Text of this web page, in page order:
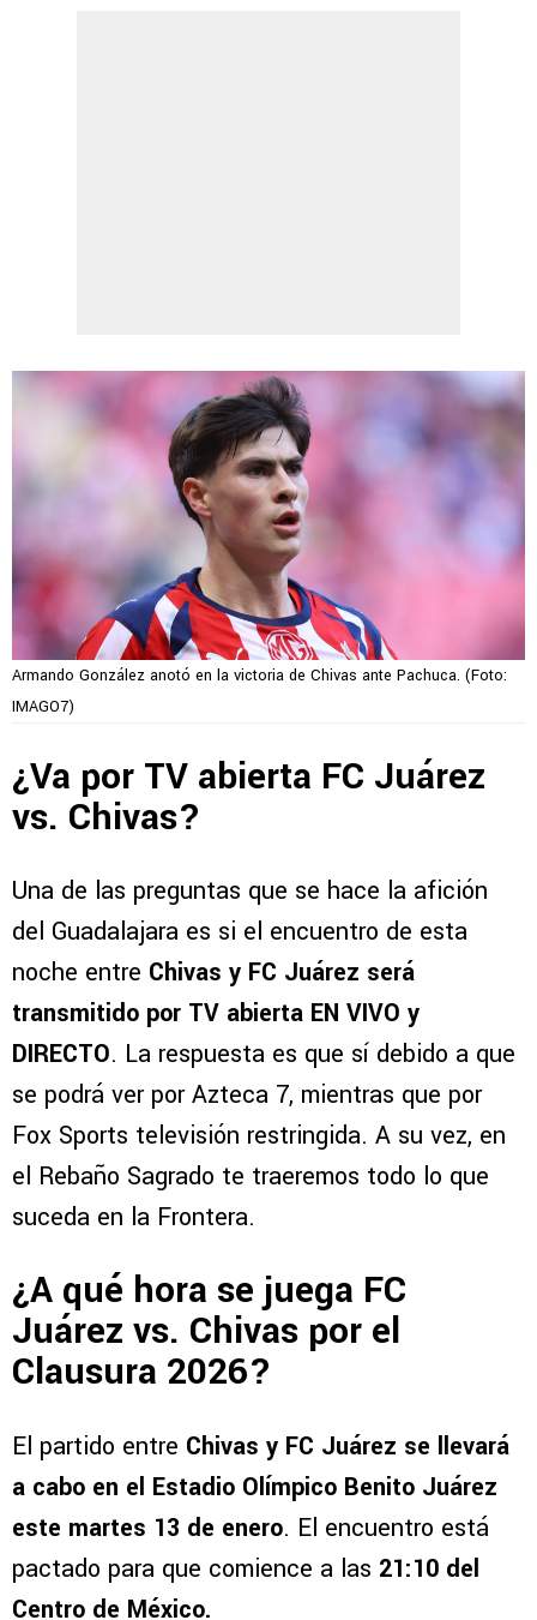
Armando González anotó en la victoria de Chivas ante Pachuca. (Foto:
IMAGO7)
¿Va por TV abierta FC Juárez
vs. Chivas?
Una de las preguntas que se hace la afición
del Guadalajara es si el encuentro de esta
noche entre Chivas y FC Juárez será
transmitido por TV abierta EN VIVO y
DIRECTO. La respuesta es que sí debido a que
se podrá ver por Azteca 7, mientras que por
Fox Sports televisión restringida. A su vez, en
el Rebaño Sagrado te traeremos todo lo que
suceda en la Frontera.
¿A qué hora se juega FC
Juárez vs. Chivas por el
Clausura 2026?
El partido entre Chivas y FC Juárez se llevará
a cabo en el Estadio Olímpico Benito Juárez
este martes 13 de enero. El encuentro está
pactado para que comience a las 21:10 del
Centro de México.